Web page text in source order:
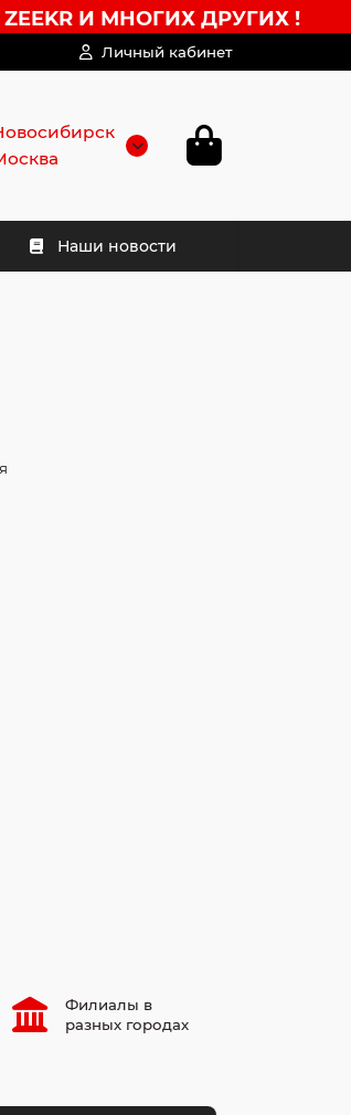
ZEEKR И МНОГИХ ДРУГИХ !
Личный кабинет
Наши новости
Филиалы в
разных городах